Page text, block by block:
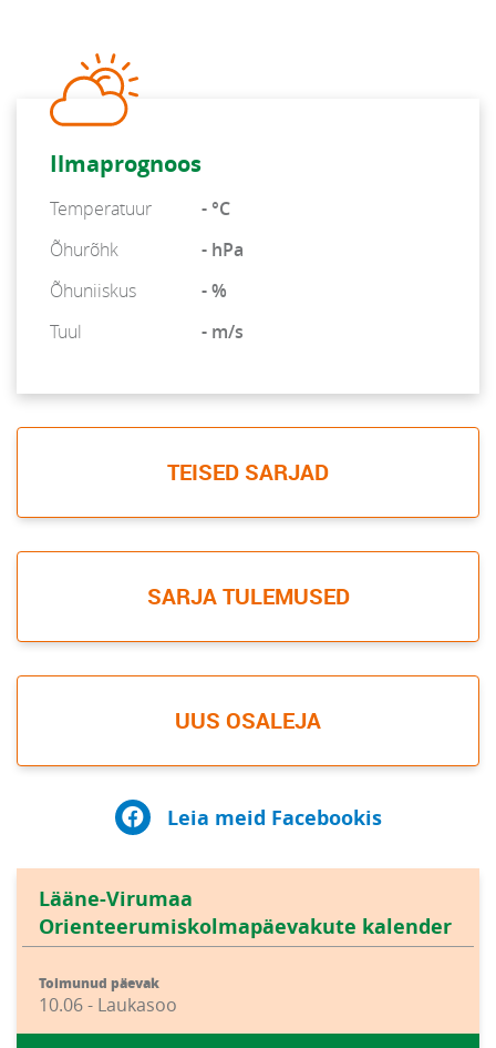
Ilmaprognoos
Temperatuur
- °C
Õhurõhk
- hPa
Õhuniiskus
- %
Tuul
- m/s
TEISED SARJAD
SARJA TULEMUSED
UUS OSALEJA
Leia meid Facebookis
Lääne-Virumaa
Orienteerumiskolmapäevakute kalender
Toimunud päevak
10.06 - Laukasoo